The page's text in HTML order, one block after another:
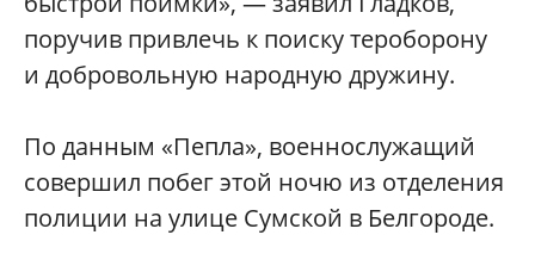
поручив привлечь к поиску тероборону
и добровольную народную дружину.
По данным «Пепла», военнослужащий
совершил побег этой ночю из отделения
полиции на улице Сумской в Белгороде.